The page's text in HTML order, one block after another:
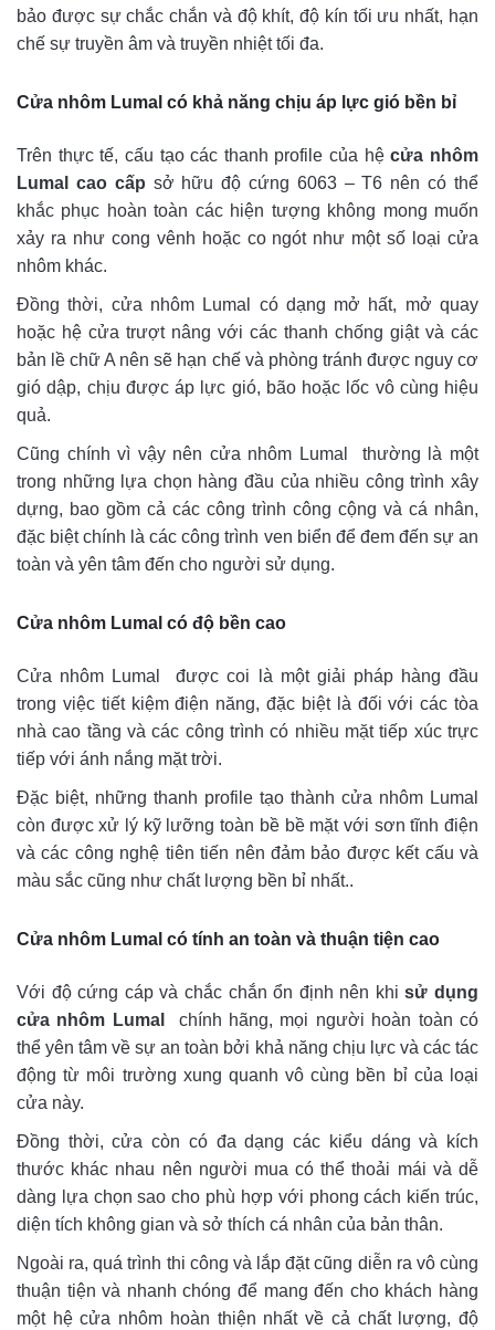
bảo được sự chắc chắn và độ khít, độ kín tối ưu nhất, hạn
chế sự truyền âm và truyền nhiệt tối đa.
Cửa nhôm Lumal có khả năng chịu áp lực gió bền bỉ
Trên thực tế, cấu tạo các thanh profile của hệcửa nhôm
Lumal cao cấp sở hữu độ cứng 6063 – T6 nên có thể
khắc phục hoàn toàn các hiện tượng không mong muốn
xảy ra như cong vênh hoặc co ngót như một số loại cửa
nhôm khác.
Đồng thời, cửa nhôm Lumal có dạng mở hất, mở quay
hoặc hệ cửa trượt nâng với các thanh chống giật và các
bản lề chữ A nên sẽ hạn chế và phòng tránh được nguy cơ
gió dập, chịu được áp lực gió, bão hoặc lốc vô cùng hiệu
quả.
Cũng chính vì vậy nên cửa nhôm Lumal thường là một
trong những lựa chọn hàng đầu của nhiều công trình xây
dựng, bao gồm cả các công trình công cộng và cá nhân,
đặc biệt chính là các công trình ven biển để đem đến sự an
toàn và yên tâm đến cho người sử dụng.
Cửa nhôm Lumal có độ bền cao
Cửa nhôm Lumal được coi là một giải pháp hàng đầu
trong việc tiết kiệm điện năng, đặc biệt là đối với các tòa
nhà cao tầng và các công trình có nhiều mặt tiếp xúc trực
tiếp với ánh nắng mặt trời.
Đặc biệt, những thanh profile tạo thành cửa nhôm Lumal
còn được xử lý kỹ lưỡng toàn bề bề mặt với sơn tĩnh điện
và các công nghệ tiên tiến nên đảm bảo được kết cấu và
màu sắc cũng như chất lượng bền bỉ nhất..
Cửa nhôm Lumal có tính an toàn và thuận tiện cao
Với độ cứng cáp và chắc chắn ổn định nên khisử dụng
cửa nhôm Lumal chính hãng, mọi người hoàn toàn có
thể yên tâm về sự an toàn bởi khả năng chịu lực và các tác
động từ môi trường xung quanh vô cùng bền bỉ của loại
cửa này.
Đồng thời, cửa còn có đa dạng các kiểu dáng và kích
thước khác nhau nên người mua có thể thoải mái và dễ
dàng lựa chọn sao cho phù hợp với phong cách kiến trúc,
diện tích không gian và sở thích cá nhân của bản thân.
Ngoài ra, quá trình thi công và lắp đặt cũng diễn ra vô cùng
thuận tiện và nhanh chóng để mang đến cho khách hàng
một hệ cửa nhôm hoàn thiện nhất về cả chất lượng, độ